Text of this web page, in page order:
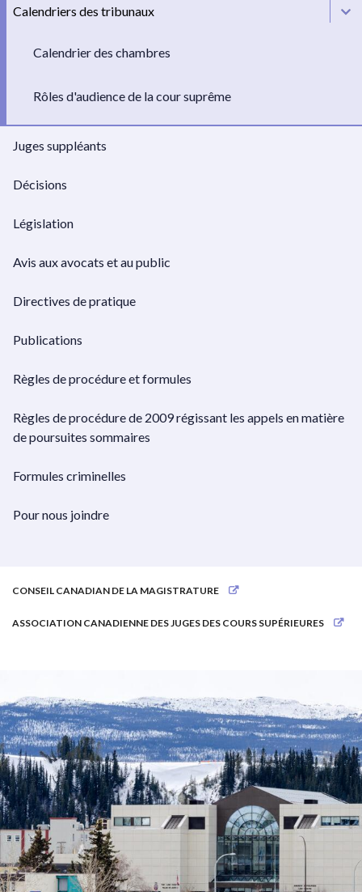
Calendriers des tribunaux
Calendrier des chambres
Rôles d'audience de la cour suprême
Juges suppléants
Décisions
Législation
Avis aux avocats et au public
Directives de pratique
Publications
Règles de procédure et formules
Règles de procédure de 2009 régissant les appels en matière
de poursuites sommaires
Formules criminelles
Pour nous joindre
CONSEIL CANADIAN DE LA MAGISTRATURE
ASSOCIATION CANADIENNE DES JUGES DES COURS SUPÉRIEURES